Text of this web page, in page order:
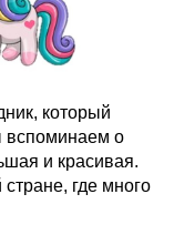
который
вспоминаем о
и красивая.
где много